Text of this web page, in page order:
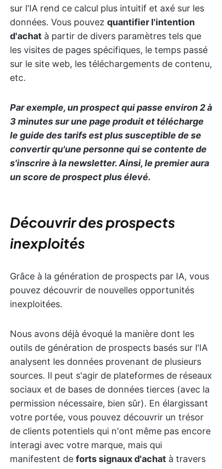
sur l'IA rend ce calcul plus intuitif et axé sur les
données. Vous pouvez quantifier l'intention
d'achat à partir de divers paramètres tels que
les visites de pages spécifiques, le temps passé
sur le site web, les téléchargements de contenu,
etc.
Par exemple, un prospect qui passe environ 2 à
3 minutes sur une page produit et télécharge
le guide des tarifs est plus susceptible de se
convertir qu'une personne qui se contente de
s'inscrire à la newsletter. Ainsi, le premier aura
un score de prospect plus élevé.
Découvrir des prospects
inexploités
Grâce à la génération de prospects par IA, vous
pouvez découvrir de nouvelles opportunités
inexploitées.
Nous avons déjà évoqué la manière dont les
outils de génération de prospects basés sur l'IA
analysent les données provenant de plusieurs
sources. Il peut s'agir de plateformes de réseaux
sociaux et de bases de données tierces (avec la
permission nécessaire, bien sûr). En élargissant
votre portée, vous pouvez découvrir un trésor
de clients potentiels qui n'ont même pas encore
interagi avec votre marque, mais qui
manifestent de forts signaux d'achat à travers